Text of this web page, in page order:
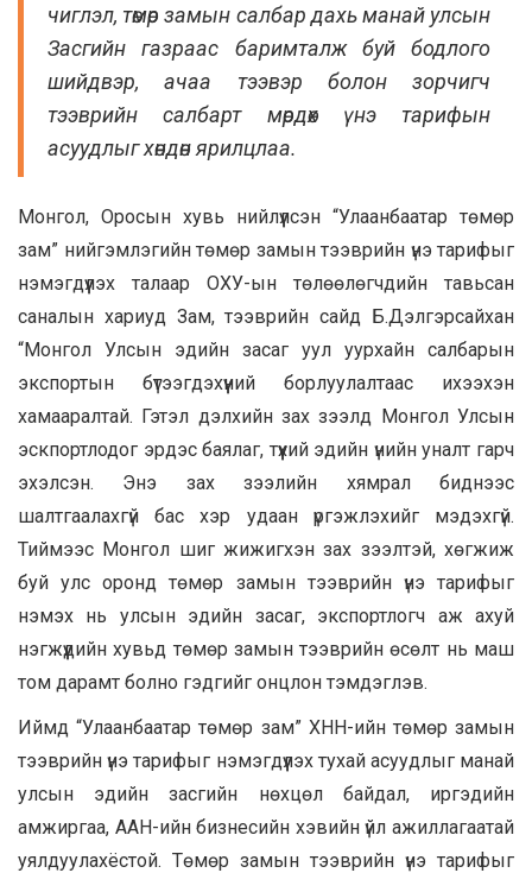
чиглэл, төмөр замын салбар дахь манай улсын
Засгийн газраас баримталж буй бодлого
шийдвэр, ачаа тээвэр болон зорчигч
тээврийн салбарт мөрдөх үнэ тарифын
асуудлыг хөндөн ярилцлаа.
Монгол, Оросын хувь нийлүүлсэн “Улаанбаатар төмөр
зам” нийгэмлэгийн төмөр замын тээврийн үнэ тарифыг
нэмэгдүүлэх талаар ОХУ-ын төлөөлөгчдийн тавьсан
саналын хариуд Зам, тээврийн сайд Б.Дэлгэрсайхан
“Монгол Улсын эдийн засаг уул уурхайн салбарын
экспортын бүтээгдэхүүний борлуулалтаас ихээхэн
хамааралтай. Гэтэл дэлхийн зах зээлд Монгол Улсын
эскпортлодог эрдэс баялаг, түүхий эдийн үнийн уналт гарч
эхэлсэн. Энэ зах зээлийн хямрал биднээс
шалтгаалахгүй бас хэр удаан үргэжлэхийг мэдэхгүй.
Тиймээс Монгол шиг жижигхэн зах зээлтэй, хөгжиж
буй улс оронд төмөр замын тээврийн үнэ тарифыг
нэмэх нь улсын эдийн засаг, экспортлогч аж ахуй
нэгжүүдийн хувьд төмөр замын тээврийн өсөлт нь маш
том дарамт болно гэдгийг онцлон тэмдэглэв.
Иймд “Улаанбаатар төмөр зам” ХНН-ийн төмөр замын
тээврийн үнэ тарифыг нэмэгдүүлэх тухай асуудлыг манай
улсын эдийн засгийн нөхцөл байдал, иргэдийн
амжиргаа, ААН-ийн бизнесийн хэвийн үйл ажиллагаатай
уялдуулахёстой. Төмөр замын тээврийн үнэ тарифыг